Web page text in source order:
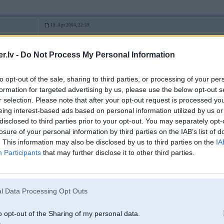
- Do Not Process My Personal Information
opt-out of the sale, sharing to third parties, or processing of your
for targeted advertising by us, please use the below opt-out
selection. Please note that after your opt-out request is processed
interest-based ads based on personal information utilized by us
to third parties prior to your opt-out. You may separately
of your personal information by third parties on the IAB’s list of
This information may also be disclosed by us to third parties on the
Participants that may further disclose it to other third parties.
Data Processing Opt Outs
opt-out of the Sharing of my personal data.
19. Apr 2004, 22:59
/ C5X
Nu steels jau tac riktigs Powera bruninieks .... A vispar neteiksim ka raxta
veseliga jautribina tiek uztureta
19. Apr 2004, 23:08
Karoche siiki aaksti.. Taa neviens pieaudzis cilveex nerakstiitu..